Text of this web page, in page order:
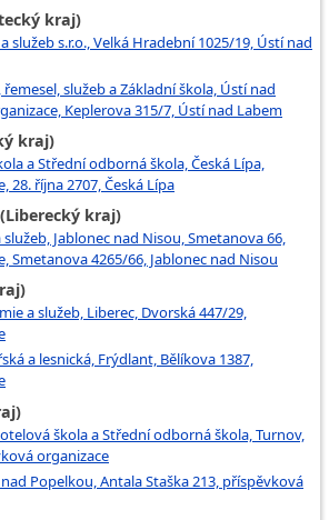
kraj)
služeb s.r.o., Velká Hradební 1025/19, Ústí nad
služeb a Základní škola, Ústí nad
Keplerova 315/7, Ústí nad Labem
kraj)
a Střední odborná škola, Česká Lípa,
28. října 2707, Česká Lípa
kraj)
Jablonec nad Nisou, Smetanova 66,
Smetanova 4265/66, Jablonec nad Nisou
a služeb, Liberec, Dvorská 447/29,
a lesnická, Frýdlant, Bělíkova 1387,
škola a Střední odborná škola, Turnov,
organizace
Popelkou, Antala Staška 213, příspěvková